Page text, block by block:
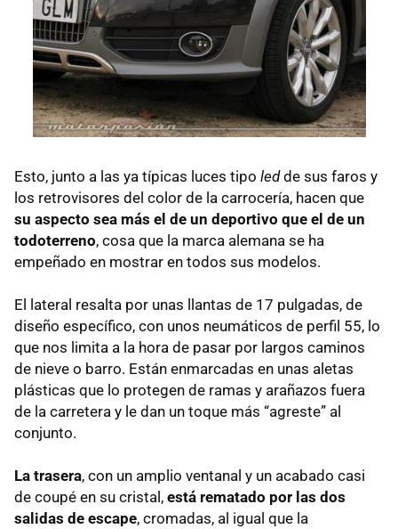
Esto, junto a las ya típicas luces tipo ledde sus faros y
los retrovisores del color de la carrocería, hacen que
su aspecto sea más el de un deportivo que el de un
todoterreno, cosa que la marca alemana se ha
empeñado en mostrar en todos sus modelos.
El lateral resalta por unas llantas de 17 pulgadas, de
diseño específico, con unos neumáticos de perfil 55, lo
que nos limita a la hora de pasar por largos caminos
de nieve o barro. Están enmarcadas en unas aletas
plásticas que lo protegen de ramas y arañazos fuera
de la carretera y le dan un toque más “agreste” al
conjunto.
La trasera, con un amplio ventanal y un acabado casi
de coupé en su cristal, está rematado por las dos
salidas de escape, cromadas, al igual que la